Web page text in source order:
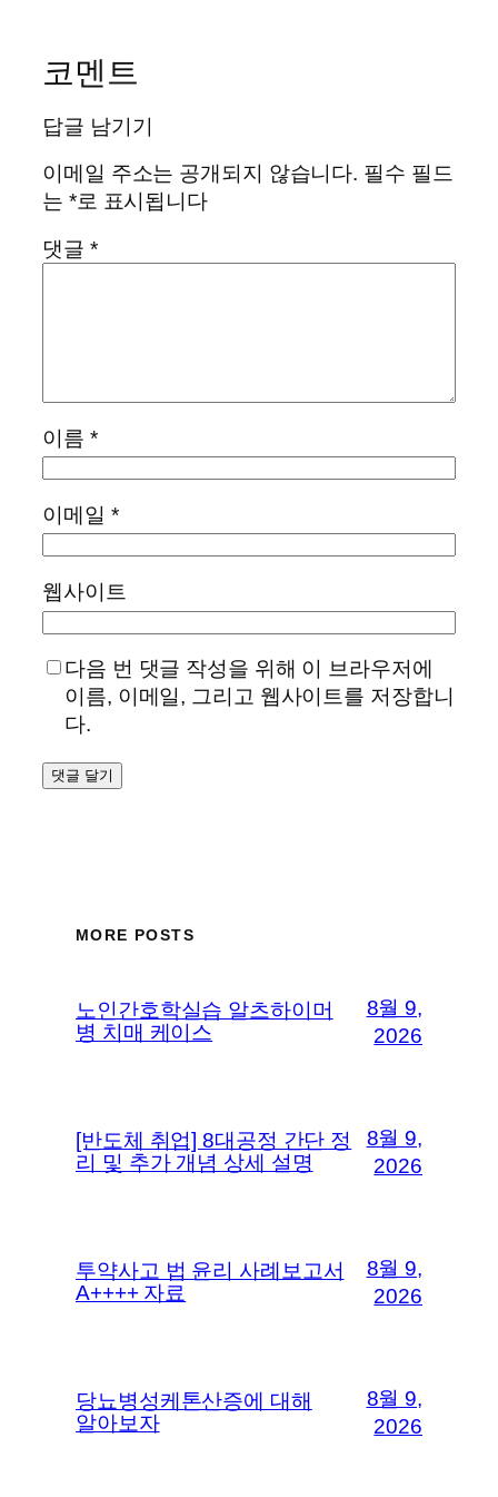
코멘트
답글 남기기
이메일 주소는 공개되지 않습니다. 필수 필드
는 *로 표시됩니다
댓글 *
이름 *
이메일 *
웹사이트
다음 번 댓글 작성을 위해 이 브라우저에
이름, 이메일, 그리고 웹사이트를 저장합니
다.
MORE POSTS
노인간호학실습 알츠하이머
병 치매 케이스
8월 9,
2026
[반도체 취업] 8대공정 간단 정
리 및 추가 개념 상세 설명
8월 9,
2026
투약사고 법 윤리 사례보고서
A++++ 자료
8월 9,
2026
당뇨병성케톤산증에 대해
알아보자
8월 9,
2026